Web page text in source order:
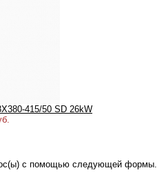
415/50 SD 26kW
с помощью следующей формы.